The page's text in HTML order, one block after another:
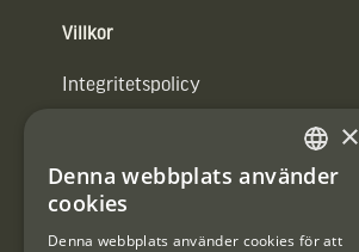
Villkor
Integritetspolicy
#Interjaktfamily SWEDISH
×
Denna webbplats använder
cookies
Denna webbplats använder cookies för att